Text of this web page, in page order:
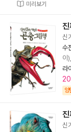
미리보기
신
수
이),
라
양
신